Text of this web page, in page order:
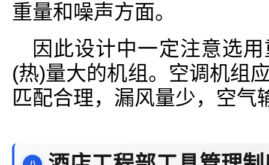
重量和噪声方面。
因此设计中一定注意选
(热)量大的机组。空调机组
匹配合理，漏风量少，空气